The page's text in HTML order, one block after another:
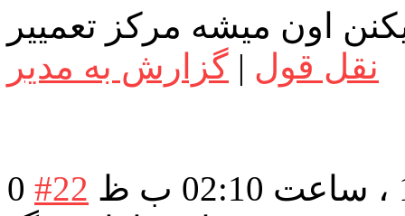
نقل قول | گزارش به مدیر
0 #22